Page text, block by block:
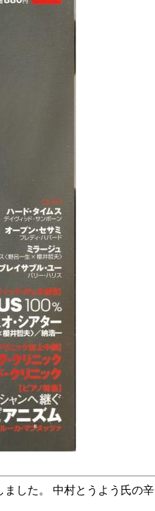
した。 中村とうよう氏の辛